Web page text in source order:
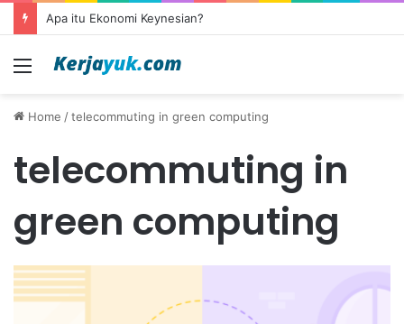
Apa itu Ekonomi Keynesian?
Menu
Home /telecommuting in green computing
telecommuting in
green computing